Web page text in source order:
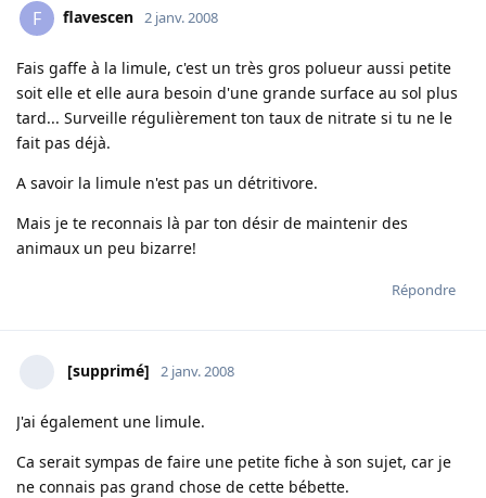
F flavescen 2 janv. 2008
Fais gaffe à la limule, c'est un très gros polueur aussi petite
soit elle et elle aura besoin d'une grande surface au sol plus
tard... Surveille régulièrement ton taux de nitrate si tu ne le
fait pas déjà.
A savoir la limule n'est pas un détritivore.
Mais je te reconnais là par ton désir de maintenir des
animaux un peu bizarre!
Répondre
[supprimé] 2 janv. 2008
J'ai également une limule.
Ca serait sympas de faire une petite fiche à son sujet, car je
ne connais pas grand chose de cette bébette.